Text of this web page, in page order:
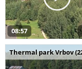
08:57
Thermal park Vrbov